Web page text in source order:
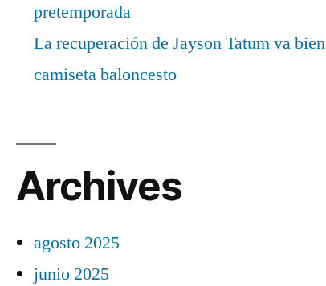
pretemporada
La recuperación de Jayson Tatum va bien
camiseta baloncesto
Archives
agosto 2025
junio 2025